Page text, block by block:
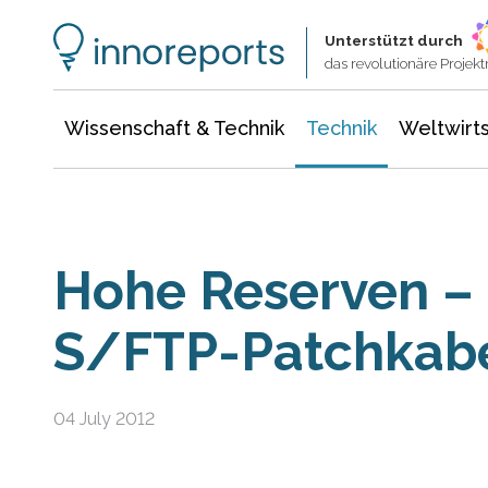
Unterstützt durch
das revolutionäre
Wissenschaft & Technik Technik
Hohe Reserven
S/FTP-
04 July 2012